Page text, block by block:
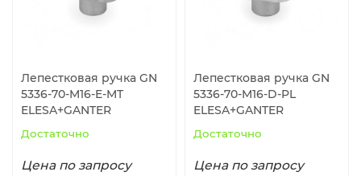
Цилиндрические направляющие
Шарниры и муфты, Редукторы
Лепестковая ручка GN
5336-70-M16-E-MT
ELESA+GANTER
Достаточно
Цена по запросу
Лепестковая ручка GN
5336-70-M16-D-PL
ELESA+GANTER
Достаточно
Цена по запросу